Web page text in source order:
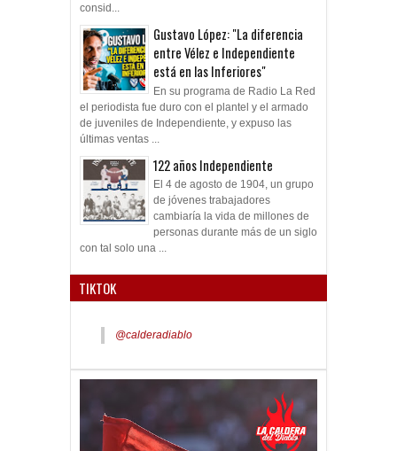
consid...
Gustavo López: "La diferencia
entre Vélez e Independiente
está en las Inferiores"
En su programa de Radio La Red
el periodista fue duro con el plantel y el armado
de juveniles de Independiente, y expuso las
últimas ventas ...
122 años Independiente
El 4 de agosto de 1904, un grupo
de jóvenes trabajadores
cambiaría la vida de millones de
personas durante más de un siglo
con tal solo una ...
TIKTOK
@calderadiablo